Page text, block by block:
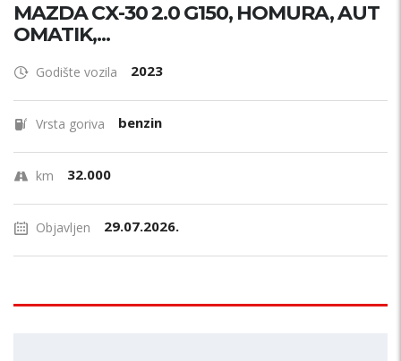
MAZDA CX-30 2.0 G150, HOMURA, AUT
OMATIK,...
Godište vozila 2023
Vrsta goriva benzin
km 32.000
Objavljen 29.07.2026.